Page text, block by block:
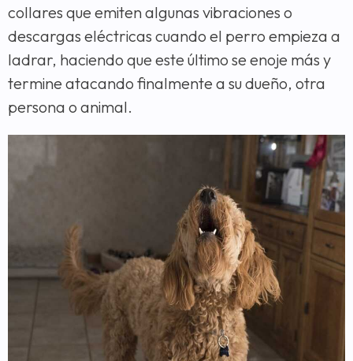
collares que emiten algunas vibraciones o
descargas eléctricas cuando el perro empieza a
ladrar, haciendo que este último se enoje más y
termine atacando finalmente a su dueño, otra
persona o animal.